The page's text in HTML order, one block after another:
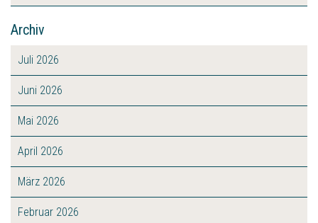
Archiv
Juli 2026
Juni 2026
Mai 2026
April 2026
März 2026
Februar 2026